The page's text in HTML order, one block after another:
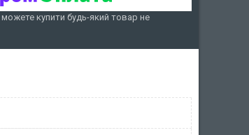
можете купити будь-який товар не